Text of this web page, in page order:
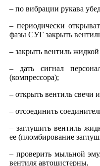
– по вибрации рукава
– периодически
фазы СУГ закрыть
– закрыть вентиль
– дать сигнал
(компрессора);
– открыть вентиль свечи
– отсоединить
– заглушить вентиль
ее (пломбирование
– проверить мыльной
вентиля автоцистерны,